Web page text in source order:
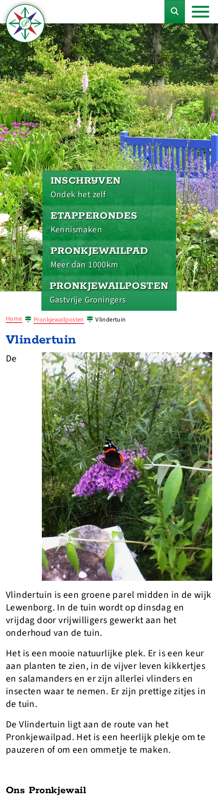
INSCHRIJVEN
Ondek het zelf
ETAPPERONDES
Kennismaken
PRONKJEWAILPAD
Meer dan 1000km
PRONKJEWAILPOSTEN
Gastvrije Groningers
Home Pronkjewailposten Vlindertuin
Vlindertuin
De
Vlindertuin is een groene parel midden in de wijk
Lewenborg. In de tuin wordt op dinsdag en
vrijdag door vrijwilligers gewerkt aan het
onderhoud van de tuin.
Het is een mooie natuurlijke plek. Er is een keur
aan planten te zien, in de vijver leven kikkertjes
en salamanders en er zijn allerlei vlinders en
insecten waar te nemen. Er zijn prettige zitjes in
de tuin.
De Vlindertuin ligt aan de route van het
Pronkjewailpad. Het is een heerlijk plekje om te
pauzeren of om een ommetje te maken.
Ons Pronkjewail